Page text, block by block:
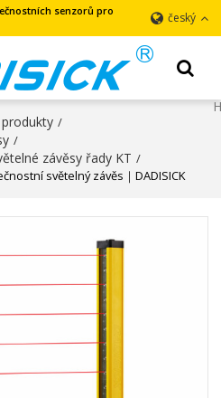
senzorů pro
český
/
/
závěsy řady KT /
světelný závěs｜DADISICK